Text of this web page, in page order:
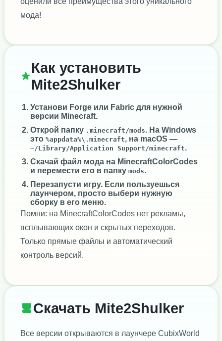
мода!
Как установить
Mite2Shulker
Установи Forge или Fabric для нужной
версии Minecraft.
Открой папку .minecraft/mods. На Windows
это %appdata%\.minecraft, на macOS —
~/Library/Application Support/minecraft.
Скачай файл мода на MinecraftColorCodes
и перемести его в папку mods.
Перезапусти игру. Если пользуешься
лаунчером, просто выбери нужную
сборку в его меню.
Помни: на MinecraftColorCodes нет рекламы,
всплывающих окон и скрытых переходов.
Только прямые файлы и автоматический
контроль версий.
Скачать Mite2Shulker
Все версии открываются в лаунчере CubixWorld